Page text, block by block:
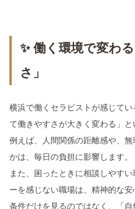
✨ 働く環境で変わ
さ」
横浜で働くセラピストが感じて
て働きやすさが大きく変わる」と
例えば、人間関係の距離感や、
かは、毎日の負担に影響します。
また、困ったときに相談しやす
ーを感じない職場は、精神的な安
条件だけを見るのではなく、「